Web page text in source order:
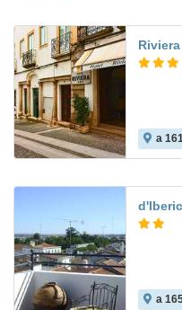
Riviera
a
a